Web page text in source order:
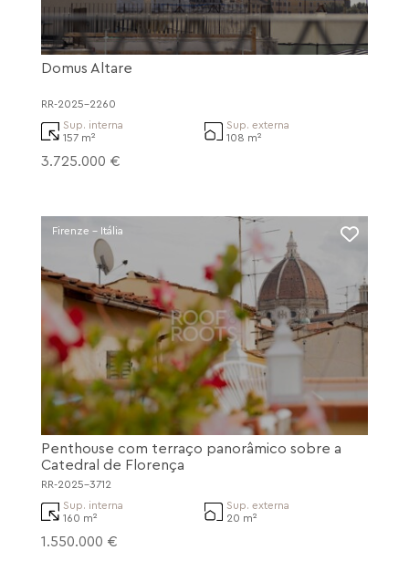
Domus Altare
RR-2025-2260
Sup. interna
157 m²
Sup. externa
108 m²
3.725.000 €
Firenze - Itália
Penthouse com terraço panorâmico sobre a
Catedral de Florença
RR-2025-3712
Sup. interna
160 m²
Sup. externa
20 m²
1.550.000 €